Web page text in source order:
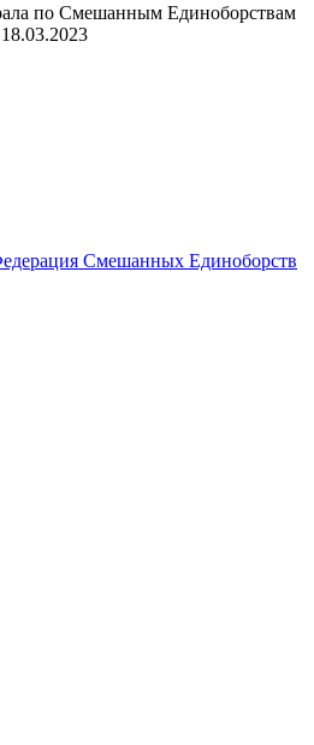
по Смешанным Единоборствам
18.03.2023
Смешанных Единоборств